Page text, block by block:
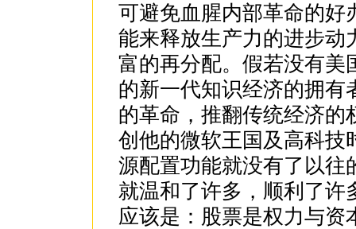
可避免血腥内部革命的好
能来释放生产力的进步动
富的再分配。假若没有美
的新一代知识经济的拥有
的革命，推翻传统经济的
创他的微软王国及高科技
源配置功能就没有了以往
就温和了许多，顺利了许
应该是：股票是权力与资